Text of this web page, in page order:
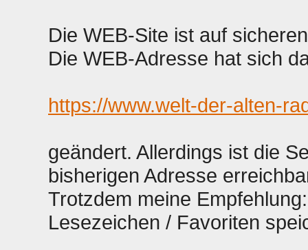
Die WEB-Site ist auf
Die WEB-Adresse hat sich
https://www.welt-der-alten-
geändert. Allerdings ist die
bisherigen Adresse
Trotzdem meine
Lesezeichen / Favoriten